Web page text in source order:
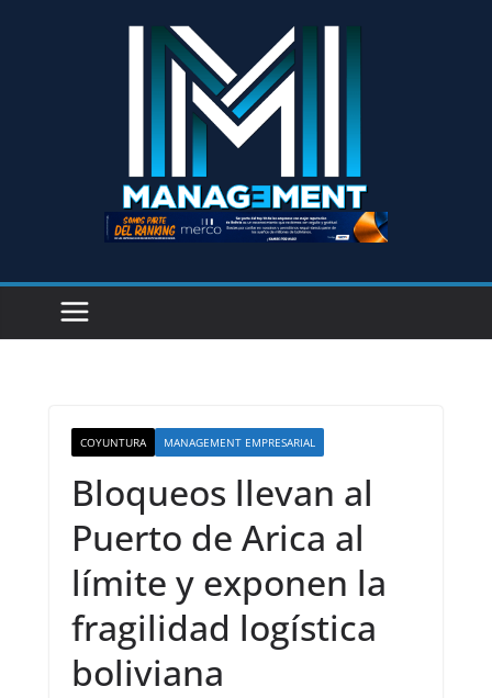
COYUNTURA MANAGEMENT EMPRESARIAL
Bloqueos llevan al
Puerto de Arica al
límite y exponen la
fragilidad logística
boliviana